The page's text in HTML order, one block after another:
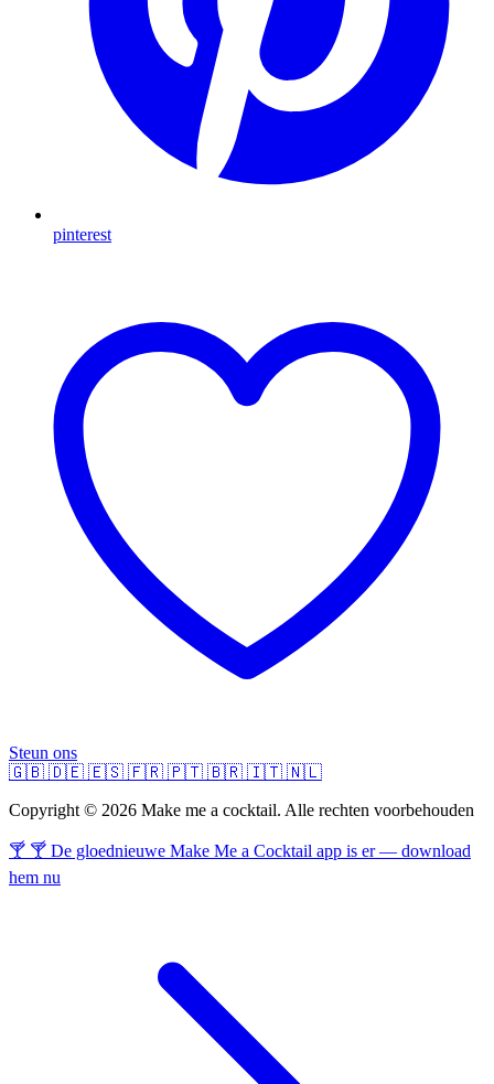
pinterest
Steun ons
🇬🇧 🇩🇪 🇪🇸 🇫🇷 🇵🇹 🇧🇷 🇮🇹 🇳🇱
Copyright © 2026 Make me a cocktail. Alle rechten voorbehouden
🍸 🍸 De gloednieuwe Make Me a Cocktail app is er — download
hem nu